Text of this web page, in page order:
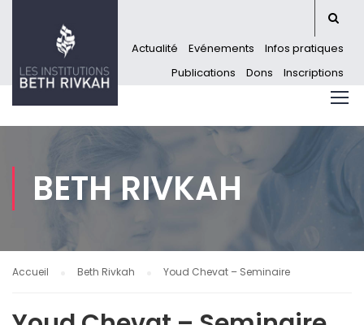
Actualité Evénements
Infos pratiques
Publications
Dons Inscriptions
BETH RIVKAH
Accueil Beth Rivkah Youd Chevat – Seminaire